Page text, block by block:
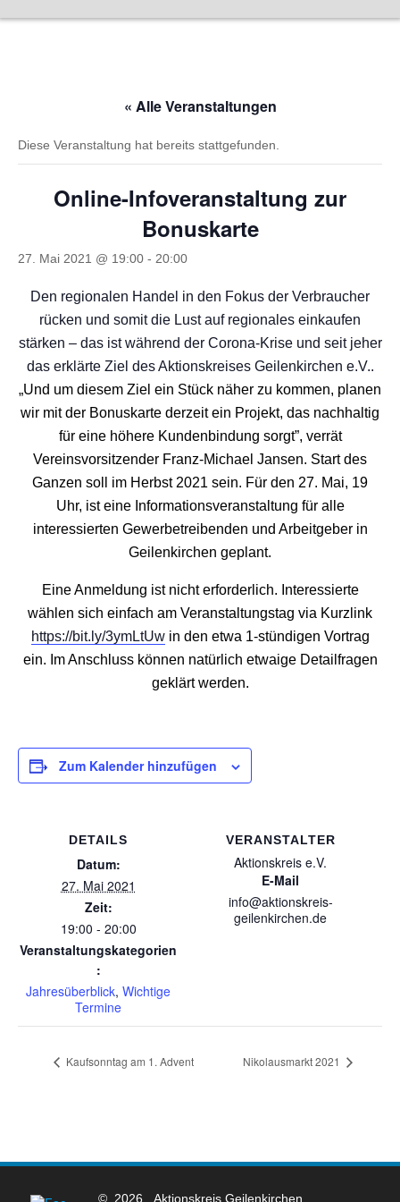
Inhalt
« Alle Veranstaltungen
Diese Veranstaltung hat bereits stattgefunden.
Online-Infoveranstaltung zur
Bonuskarte
27. Mai 2021 @ 19:00 - 20:00
Den regionalen Handel in den Fokus der Verbraucher
rücken und somit die Lust auf regionales einkaufen
stärken – das ist während der Corona-Krise und seit jeher
das erklärte Ziel des Aktionskreises Geilenkirchen e.V..
„Und um diesem Ziel ein Stück näher zu kommen, planen
wir mit der Bonuskarte derzeit ein Projekt, das nachhaltig
für eine höhere Kundenbindung sorgt”, verrät
Vereinsvorsitzender Franz-Michael Jansen. Start des
Ganzen soll im Herbst 2021 sein. Für den 27. Mai, 19
Uhr, ist eine Informationsveranstaltung für alle
interessierten Gewerbetreibenden und Arbeitgeber in
Geilenkirchen geplant.
Eine Anmeldung ist nicht erforderlich. Interessierte
wählen sich einfach am Veranstaltungstag via Kurzlink
https://bit.ly/3ymLtUwin den etwa 1-stündigen Vortrag
ein. Im Anschluss können natürlich etwaige Detailfragen
geklärt werden.
Zum Kalender hinzufügen
DETAILS
Datum:
27. Mai 2021
Zeit:
19:00 - 20:00
Veranstaltungskategorien
:
Jahresüberblick, Wichtige
Termine
VERANSTALTER
Aktionskreis e.V.
E-Mail
info@aktionskreis-
geilenkirchen.de
Kaufsonntag am 1. Advent Nikolausmarkt 2021
© 2026 . Aktionskreis Geilenkirchen